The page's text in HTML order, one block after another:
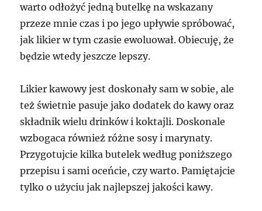
warto odłożyć jedną butelkę na wskazany
przeze mnie czas i po jego upływie spróbować,
jak likier w tym czasie ewoluował. Obiecuję, że
będzie wtedy jeszcze lepszy.
Likier kawowy jest doskonały sam w sobie, ale
też świetnie pasuje jako dodatek do kawy oraz
składnik wielu drinków i koktajli. Doskonale
wzbogaca również różne sosy i marynaty.
Przygotujcie kilka butelek według poniższego
przepisu i sami oceńcie, czy warto. Pamiętajcie
tylko o użyciu jak najlepszej jakości kawy.